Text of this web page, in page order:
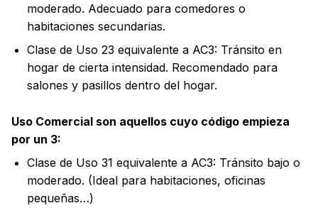
moderado. Adecuado para comedores o
habitaciones secundarias.
Clase de Uso 23 equivalente a AC3: Tránsito en
hogar de cierta intensidad. Recomendado para
salones y pasillos dentro del hogar.
Uso Comercial son aquellos cuyo código empieza
por un 3:
Clase de Uso 31 equivalente a AC3: Tránsito bajo o
moderado. (Ideal para habitaciones, oficinas
pequeñas…)